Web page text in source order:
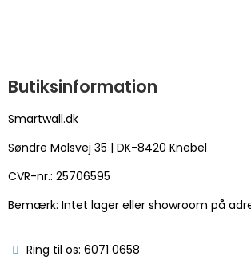
Butiksinformation
Smartwall.dk
Søndre Molsvej 35 | DK-8420 Knebel
CVR-nr.: 25706595
Bemærk: Intet lager eller showroom på
Ring til os: 6071 0658